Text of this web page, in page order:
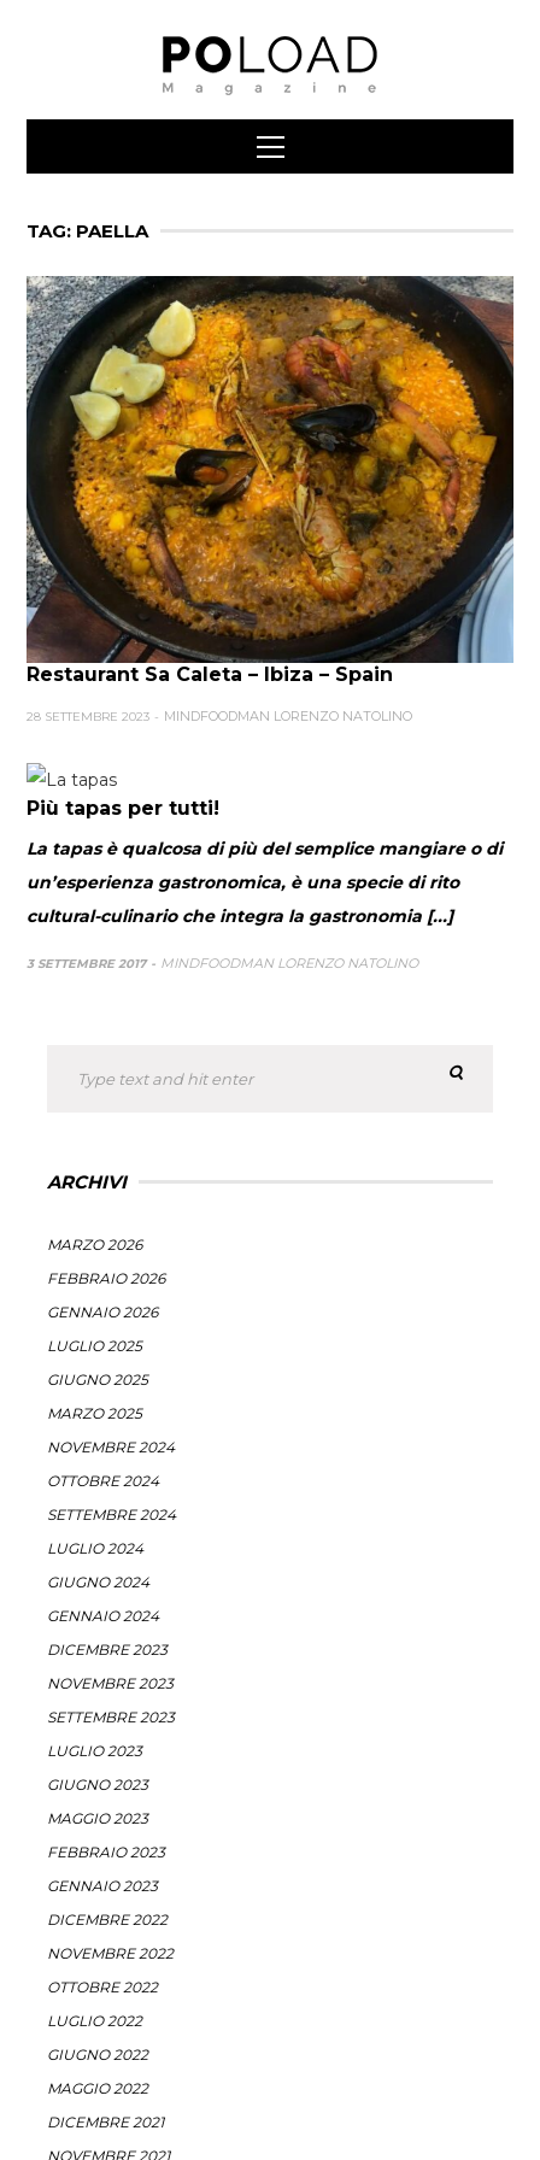
TAG: PAELLA
Restaurant Sa Caleta – Ibiza – Spain
28 SETTEMBRE 2023 MINDFOODMAN LORENZO NATOLINO
Più tapas per tutti!
La tapas è qualcosa di più del semplice mangiare o di
un’esperienza gastronomica, è una specie di rito
cultural-culinario che integra la gastronomia [...]
3 SETTEMBRE 2017 MINDFOODMAN LORENZO NATOLINO
ARCHIVI
MARZO 2026
FEBBRAIO 2026
GENNAIO 2026
LUGLIO 2025
GIUGNO 2025
MARZO 2025
NOVEMBRE 2024
OTTOBRE 2024
SETTEMBRE 2024
LUGLIO 2024
GIUGNO 2024
GENNAIO 2024
DICEMBRE 2023
NOVEMBRE 2023
SETTEMBRE 2023
LUGLIO 2023
GIUGNO 2023
MAGGIO 2023
FEBBRAIO 2023
GENNAIO 2023
DICEMBRE 2022
NOVEMBRE 2022
OTTOBRE 2022
LUGLIO 2022
GIUGNO 2022
MAGGIO 2022
DICEMBRE 2021
NOVEMBRE 2021